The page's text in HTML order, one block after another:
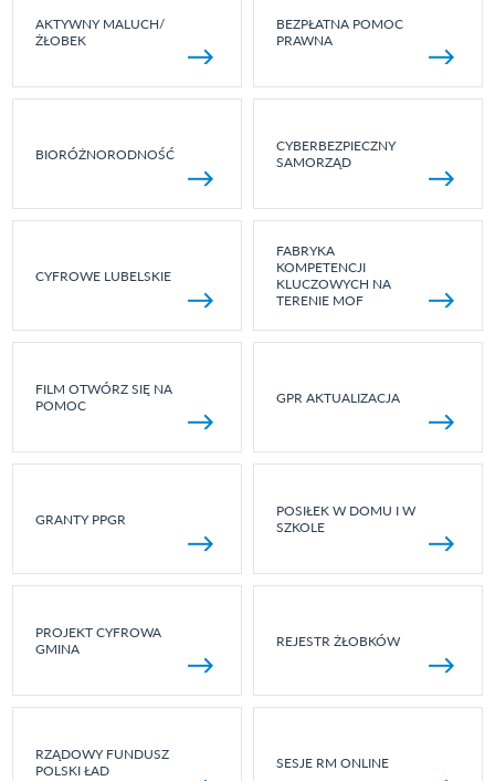
AKTYWNY MALUCH/
ŻŁOBEK
BEZPŁATNA POMOC
PRAWNA
BIORÓŻNORODNOŚĆ
CYBERBEZPIECZNY
SAMORZĄD
CYFROWE LUBELSKIE
FABRYKA
KOMPETENCJI
KLUCZOWYCH NA
TERENIE MOF
FILM OTWÓRZ SIĘ NA
POMOC
GPR AKTUALIZACJA
GRANTY PPGR
POSIŁEK W DOMU I W
SZKOLE
PROJEKT CYFROWA
GMINA
REJESTR ŻŁOBKÓW
RZĄDOWY FUNDUSZ
POLSKI ŁAD
SESJE RM ONLINE